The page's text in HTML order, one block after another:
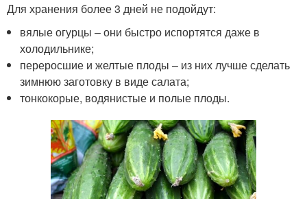
Для хранения более 3 дней не подойдут:
вялые огурцы – они быстро испортятся даже в
холодильнике;
переросшие и желтые плоды – из них лучше сделать
зимнюю заготовку в виде салата;
тонкокорые, водянистые и полые плоды.